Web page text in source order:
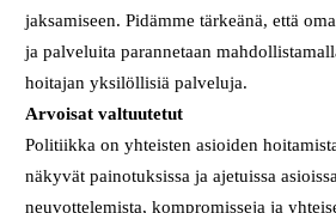
jaksamiseen. Pidämme tärkeänä, että
ja palveluita parannetaan
hoitajan yksilöllisiä palveluja.
Arvoisat valtuutetut
Politiikka on yhteisten asioiden
näkyvät painotuksissa ja ajetuissa
neuvottelemista, kompromisseja ja